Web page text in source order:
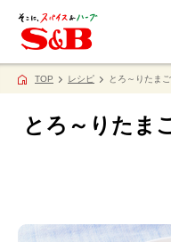
TOP レシピ とろ～りたま
とろ～りたま